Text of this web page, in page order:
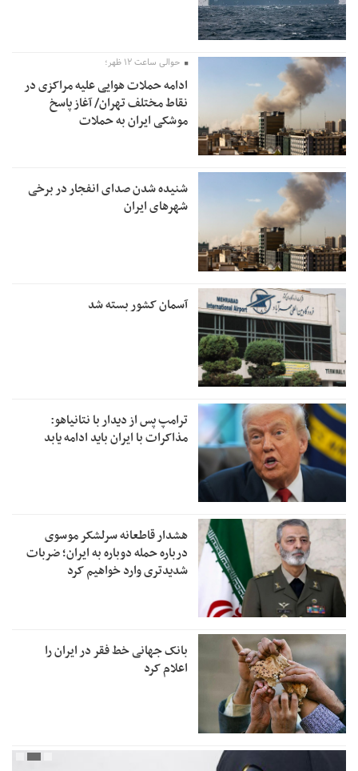
حوالی ساعت ۱۲ ظهر؛
ادامه حملات هوایی علیه مراکزی در
نقاط مختلف تهران/ آغاز پاسخ
موشکی ایران به حملات
شنیده شدن صدای انفجار در برخی
شهرهای ایران
آسمان کشور بسته شد
ترامپ پس از دیدار با نتانیاهو:
مذاکرات با ایران باید ادامه یابد
هشدار قاطعانه سرلشکر موسوی
درباره حمله دوباره به ایران؛ ضربات
شدیدتری وارد خواهیم کرد
بانک جهانی خط فقر در ایران را
اعلام کرد